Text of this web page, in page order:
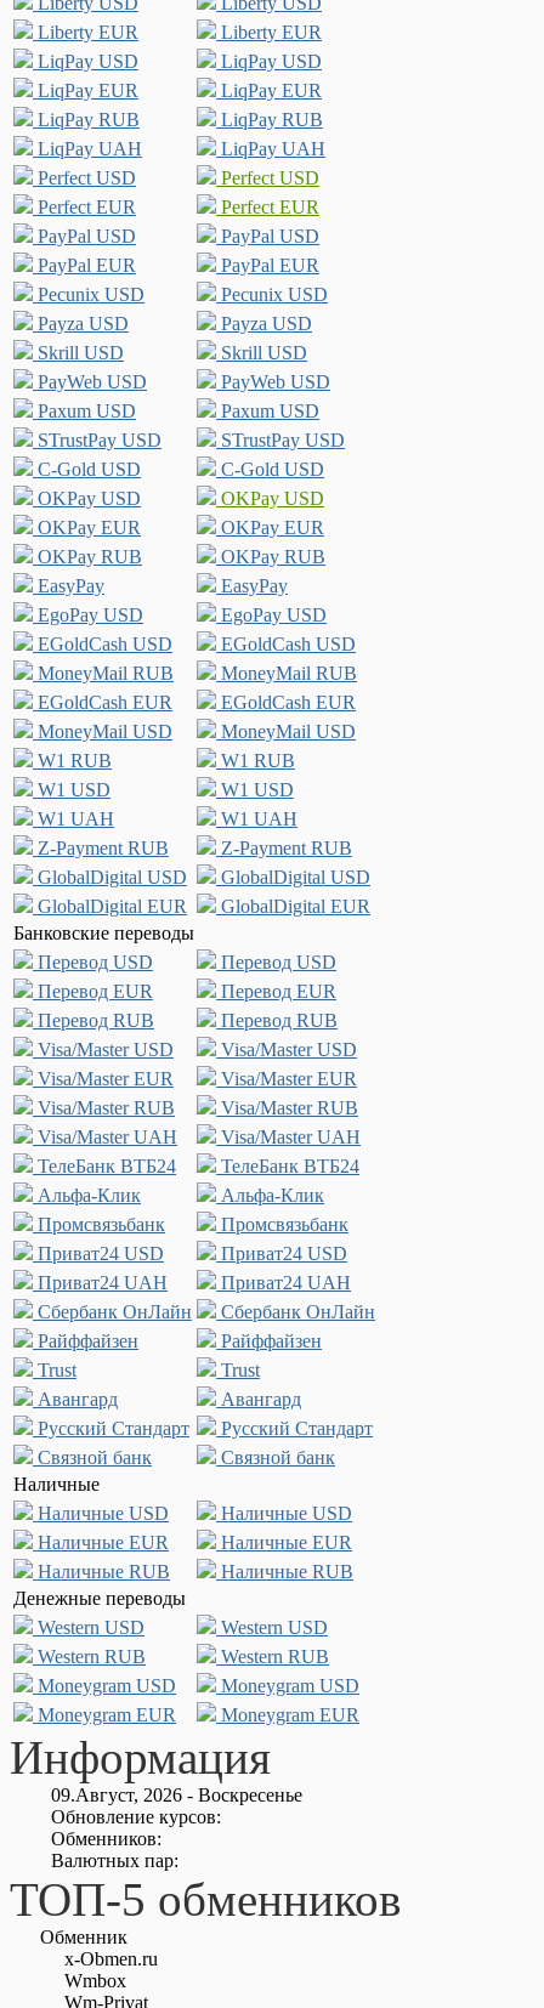
Liberty EUR
Liberty EUR
LiqPay USD
LiqPay USD
LiqPay EUR
LiqPay EUR
LiqPay RUB
LiqPay RUB
LiqPay UAH
LiqPay UAH
Perfect USD
Perfect USD
Perfect EUR
Perfect EUR
PayPal USD
PayPal USD
PayPal EUR
PayPal EUR
Pecunix USD
Pecunix USD
Payza USD
Payza USD
Skrill USD
Skrill USD
PayWeb USD
PayWeb USD
Paxum USD
Paxum USD
STrustPay USD
STrustPay USD
C-Gold USD
C-Gold USD
OKPay USD
OKPay USD
OKPay EUR
OKPay EUR
OKPay RUB
OKPay RUB
EasyPay
EasyPay
EgoPay USD
EgoPay USD
EGoldCash USD
EGoldCash USD
MoneyMail RUB
MoneyMail RUB
EGoldCash EUR
EGoldCash EUR
MoneyMail USD
MoneyMail USD
W1 RUB
W1 RUB
W1 USD
W1 USD
W1 UAH
W1 UAH
Z-Payment RUB
Z-Payment RUB
GlobalDigital USD
GlobalDigital USD
GlobalDigital EUR
GlobalDigital EUR
Банковские переводы
Перевод USD
Перевод USD
Перевод EUR
Перевод EUR
Перевод RUB
Перевод RUB
Visa/Master USD
Visa/Master USD
Visa/Master EUR
Visa/Master EUR
Visa/Master RUB
Visa/Master RUB
Visa/Master UAH
Visa/Master UAH
ТелеБанк ВТБ24
ТелеБанк ВТБ24
Альфа-Клик
Альфа-Клик
Промсвязьбанк
Промсвязьбанк
Приват24 USD
Приват24 USD
Приват24 UAH
Приват24 UAH
Сбербанк ОнЛайн
Сбербанк ОнЛайн
Райффайзен
Райффайзен
Trust
Trust
Авангард
Авангард
Русский Стандарт
Русский Стандарт
Связной банк
Связной банк
Наличные
Наличные USD
Наличные USD
Наличные EUR
Наличные EUR
Наличные RUB
Наличные RUB
Денежные переводы
Western USD
Western USD
Western RUB
Western RUB
Moneygram USD
Moneygram USD
Moneygram EUR
Moneygram EUR
Информация
09.Август, 2026 - Воскресенье
Обновление курсов:
Обменников:
Валютных пар:
ТОП-5 обменников
Обменник
x-Obmen.ru
Wmbox
Wm-Privat